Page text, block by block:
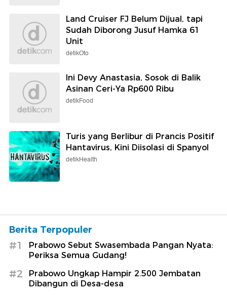
Land Cruiser FJ Belum Dijual, tapi
Sudah Diborong Jusuf Hamka 61
Unit
detikOto
Ini Devy Anastasia, Sosok di Balik
Asinan Ceri-Ya Rp600 Ribu
detikFood
Turis yang Berlibur di Prancis Positif
Hantavirus, Kini Diisolasi di Spanyol
detikHealth
Berita Terpopuler
#1
Prabowo Sebut Swasembada Pangan Nyata:
Periksa Semua Gudang!
#2
Prabowo Ungkap Hampir 2.500 Jembatan
Dibangun di Desa-desa